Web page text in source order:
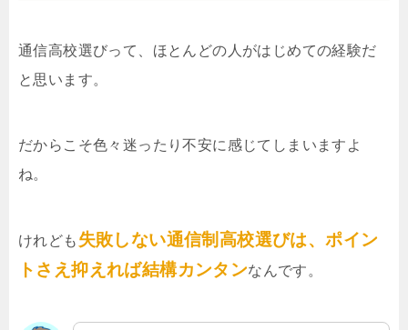
通信高校選びって、ほとんどの人がはじめての経験だ
と思います。
だからこそ色々迷ったり不安に感じてしまいますよ
ね。
けれども 失敗しない通信制高校選びは、ポイン
トさえ抑えれば結構カンタンなんです。